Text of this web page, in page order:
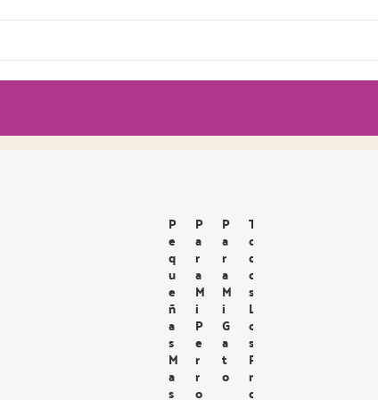
P
E
Q
U
E
Ñ
A
S
M
A
S
P
A
R
A
M
I
P
E
R
R
O
P
A
R
A
M
I
G
A
T
O
T
O
D
O
S
L
O
S
P
R
O